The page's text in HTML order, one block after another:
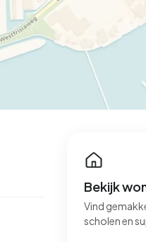
Bekijk
Vind
scholen en